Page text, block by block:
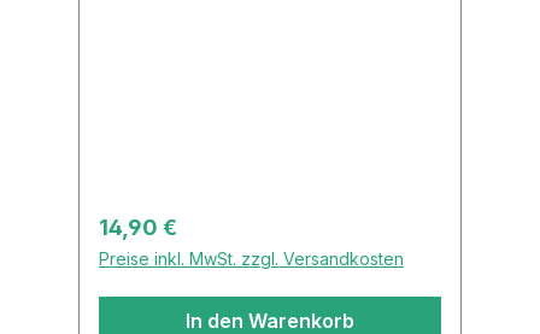
Regulärer Preis:
14,90 €
Preise inkl. MwSt. zzgl. Versandkosten
In den Warenkorb